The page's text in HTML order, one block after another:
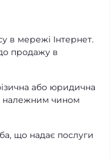
в мережі Інтернет.
продажу в
або юридична
належним чином
що надає послуги